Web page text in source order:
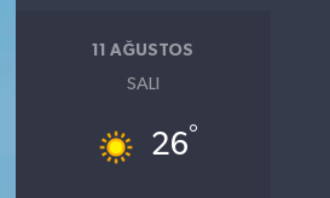
11 AĞUSTOS
SALI
26°